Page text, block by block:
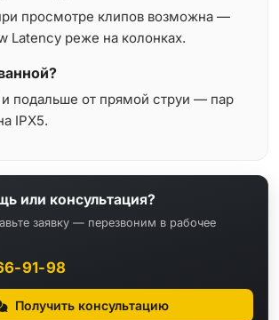
просмотре клипов возможна —
Latency реже на колонках.
и подальше от прямой струи — пар
IPX5.
или консультация?
заявку — перезвоним в рабочее
91-98
Получить консультацию